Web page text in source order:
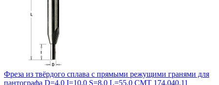
Фреза из твёрдого сплава с прямыми режущими гранями для
пантографа D=4,0 I=10,0 S=8,0 L=55,0 CMT 174.040.11